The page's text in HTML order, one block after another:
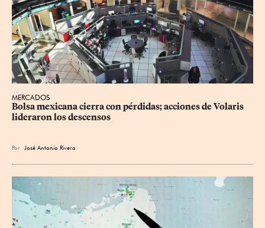
MERCADOS
Bolsa mexicana cierra con pérdidas; acciones de Volaris
lideraron los descensos
Por José Antonio Rivera